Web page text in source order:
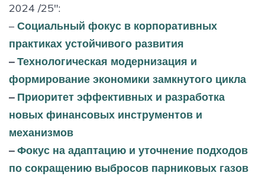
2024 /25":
– Социальный фокус в корпоративных
практиках устойчивого развития
–Технологическая модернизация и
формирование экономики замкнутого цикла
– Приоритет эффективных и разработка
новых финансовых инструментов и
механизмов
–Фокус на адаптацию и уточнение подходов
по сокращению выбросов парниковых газов